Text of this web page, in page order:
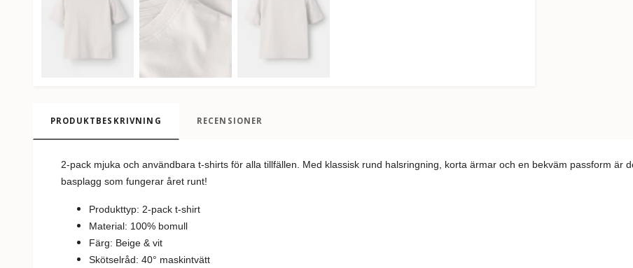
PRODUKTBESKRIVNING RECENSIONER
2-pack mjuka och användbara t-shirts för alla tillfällen. Med klassisk rund halsringning, korta ärmar och en bekväm passform är
basplagg som fungerar året runt!
Produkttyp: 2-pack t-shirt
Material: 100% bomull
Färg: Beige & vit
Skötselråd: 40° maskintvätt